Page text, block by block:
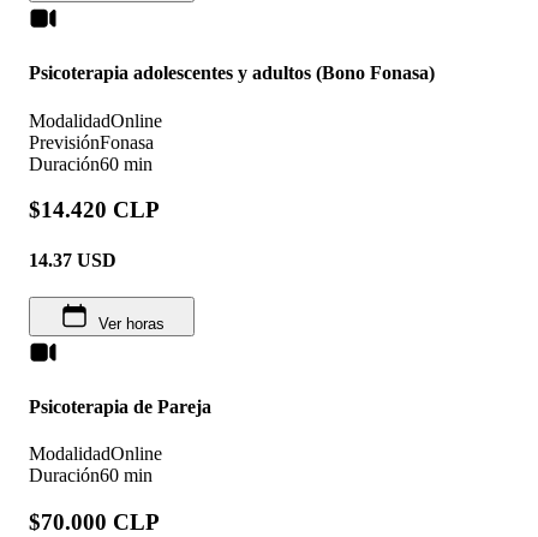
Psicoterapia adolescentes y adultos (Bono Fonasa)
ModalidadOnline
PrevisiónFonasa
Duración60 min
$14.420 CLP
14.37 USD
Ver horas
Psicoterapia de Pareja
ModalidadOnline
Duración60 min
$70.000 CLP